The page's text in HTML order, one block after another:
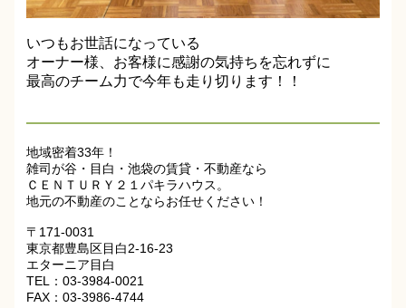
いつもお世話になっている
オーナー様、お客様に感謝の気持ちを忘れずに
最高のチーム力で今年も走り切ります！！
地域密着33年！
雑司が谷・目白・池袋の賃貸・不動産なら
ＣＥＮＴＵＲＹ２１パキラハウス。
地元の不動産のことならお任せください！
〒171-0031
東京都豊島区目白2-16-23
エターニア目白
TEL：03-3984-0021
FAX：03-3986-4744